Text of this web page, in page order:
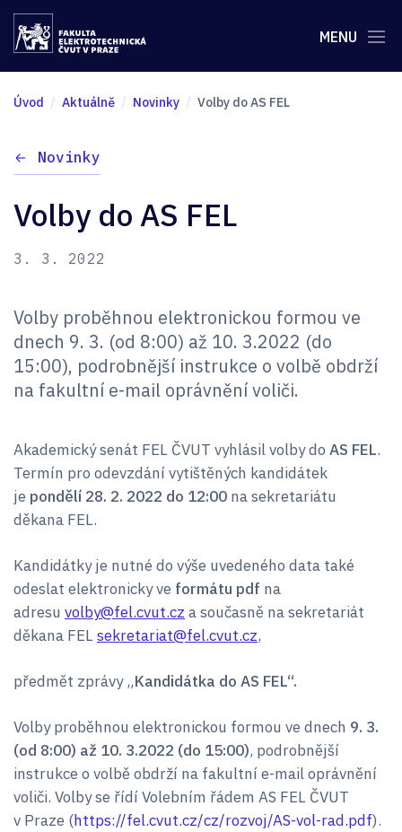
MENU
Úvod Aktuálně Novinky Volby do AS FEL
Novinky
Volby do AS FEL
3. 3. 2022
Volby proběhnou elektronickou formou ve
dnech 9. 3. (od 8:00) až 10. 3.2022 (do
15:00), podrobnější instrukce o volbě obdrží
na fakultní e-mail oprávnění voliči.
Akademický senát FEL ČVUT vyhlásil volby do AS FEL.
Termín pro odevzdání vytištěných kandidátek
je pondělí 28. 2. 2022 do 12:00 na sekretariátu
děkana FEL.
Kandidátky je nutné do výše uvedeného data také
odeslat elektronicky ve formátu pdf na
adresu volby@fel.cvut.cz a současně na sekretariát
děkana FELsekretariat@fel.cvut.cz,
předmět zprávy „Kandidátka do AS FEL“.
Volby proběhnou elektronickou formou ve dnech 9. 3.
(od 8:00) až 10. 3.2022 (do 15:00), podrobnější
instrukce o volbě obdrží na fakultní e-mail oprávnění
voliči. Volby se řídí Volebním řádem AS FEL ČVUT
v Praze (https://fel.cvut.cz/cz/rozvoj/AS-vol-rad.pdf).